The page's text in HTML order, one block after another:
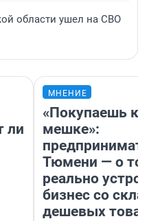
области ушел на СВО
ли
МНЕНИЕ
«Покупаешь
мешке»:
Тюмени — о
реально
бизнес со
дешевых